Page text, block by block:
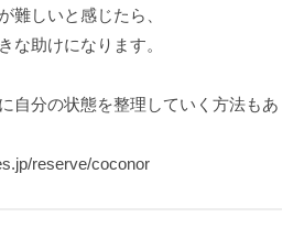
難しいと感じたら、
な助けになります。
自分の状態を整理していく方法もあ
reserve/coconor